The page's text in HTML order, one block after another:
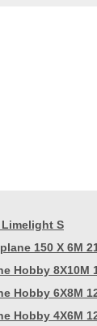
S
150 X 6M
Hobby 8X10M
Hobby 6X8M
Hobby 4X6M